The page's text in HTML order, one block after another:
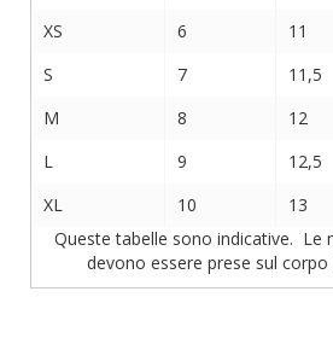
XS
6 11
S
7 11,5
M
8 12
L
9 12,5
XL
10 13
Queste tabelle sono indicative. Le
devono essere prese sul corpo